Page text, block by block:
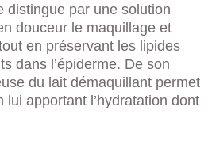
distingue par une solution
douceur le maquillage et
en préservant les lipides
dans l’épiderme. De son
du lait démaquillant permet
lui apportant l’hydratation dont